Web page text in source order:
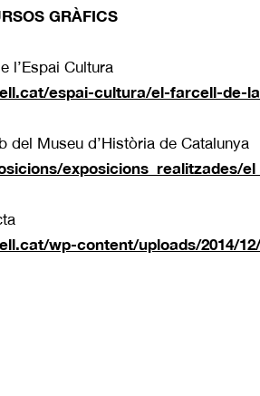
GRÀFICS
l’Espai Cultura
espai-cultura/el-farcell-de-
del Museu d’Història de Catalunya
exposicions_realitzades/
wp-content/uploads/2014/